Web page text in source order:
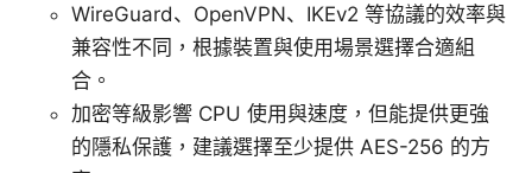
WireGuard、OpenVPN、IKEv2 等協議的效率與
兼容性不同，根據裝置與使用場景選擇合適組
合。
加密等級影響 CPU 使用與速度，但能提供更強
的隱私保護，建議選擇至少提供 AES-256 的方